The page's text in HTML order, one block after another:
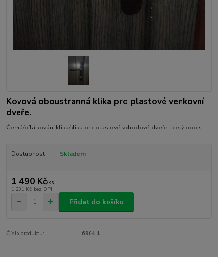
Kovová oboustranná klika pro plastové venkovní
dveře.
Černá/bílá kování klika/klika pro plastové vchodové dveře celý popis
Dostupnost Skladem
1 490 Kč/ks
1 231 Kč bez DPH
Přidat do košíku
Číslo produktu: 6904.1